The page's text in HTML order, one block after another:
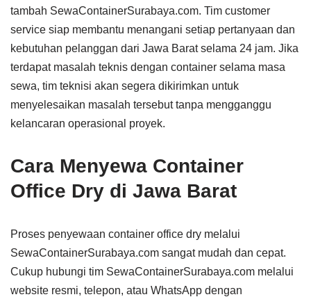
tambah SewaContainerSurabaya.com. Tim customer
service siap membantu menangani setiap pertanyaan dan
kebutuhan pelanggan dari Jawa Barat selama 24 jam. Jika
terdapat masalah teknis dengan container selama masa
sewa, tim teknisi akan segera dikirimkan untuk
menyelesaikan masalah tersebut tanpa mengganggu
kelancaran operasional proyek.
Cara Menyewa Container
Office Dry di Jawa Barat
Proses penyewaan container office dry melalui
SewaContainerSurabaya.com sangat mudah dan cepat.
Cukup hubungi tim SewaContainerSurabaya.com melalui
website resmi, telepon, atau WhatsApp dengan